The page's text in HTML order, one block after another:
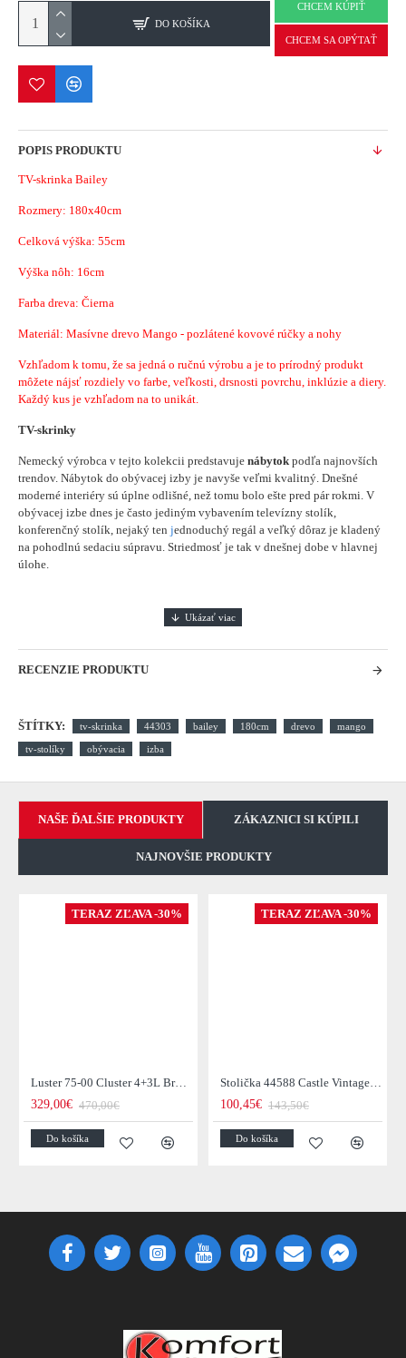
DO KOŠÍKA
CHCEM KÚPIŤ
CHCEM SA OPÝTAŤ
POPIS PRODUKTU
TV-skrinka Bailey
Rozmery: 180x40cm
Celková výška: 55cm
Výška nôh: 16cm
Farba dreva: Čierna
Materiál: Masívne drevo Mango - pozlátené kovové rúčky a nohy
Vzhľadom k tomu, že sa jedná o ručnú výrobu a je to prírodný produkt
môžete nájsť rozdiely vo farbe, veľkosti, drsnosti povrchu, inklúzie a diery.
Každý kus je vzhľadom na to unikát.
TV-skrinky
Nemecký výrobca v tejto kolekcii predstavuje nábytok podľa najnovších
trendov. Nábytok do obývacej izby je navyše veľmi kvalitný. Dnešné
moderné interiéry sú úplne odlišné, než tomu bolo ešte pred pár rokmi. V
obývacej izbe dnes je často jediným vybavením televízny stolík,
konferenčný stolík, nejaký ten jednoduchý regál a veľký dôraz je kladený
na pohodlnú sedaciu súpravu. Striedmosť je tak v dnešnej dobe v hlavnej
úlohe.
RECENZIE PRODUKTU
ŠTÍTKY: tv-skrinka 44303 bailey 180cm drevo mango
tv-stolíky obývacia izba
NAŠE ĎALŠIE PRODUKTY ZÁKAZNICI SI KÚPILI
NAJNOVŠIE PRODUKTY
TERAZ ZĽAVA -30%
Luster 75-00 Cluster 4+3L Brown + Jantar Glass
329,00€ 470,00€
Do košíka
TERAZ ZĽAVA -30%
Stolička 44588 Castle Vintage Black
100,45€ 143,50€
Do košíka